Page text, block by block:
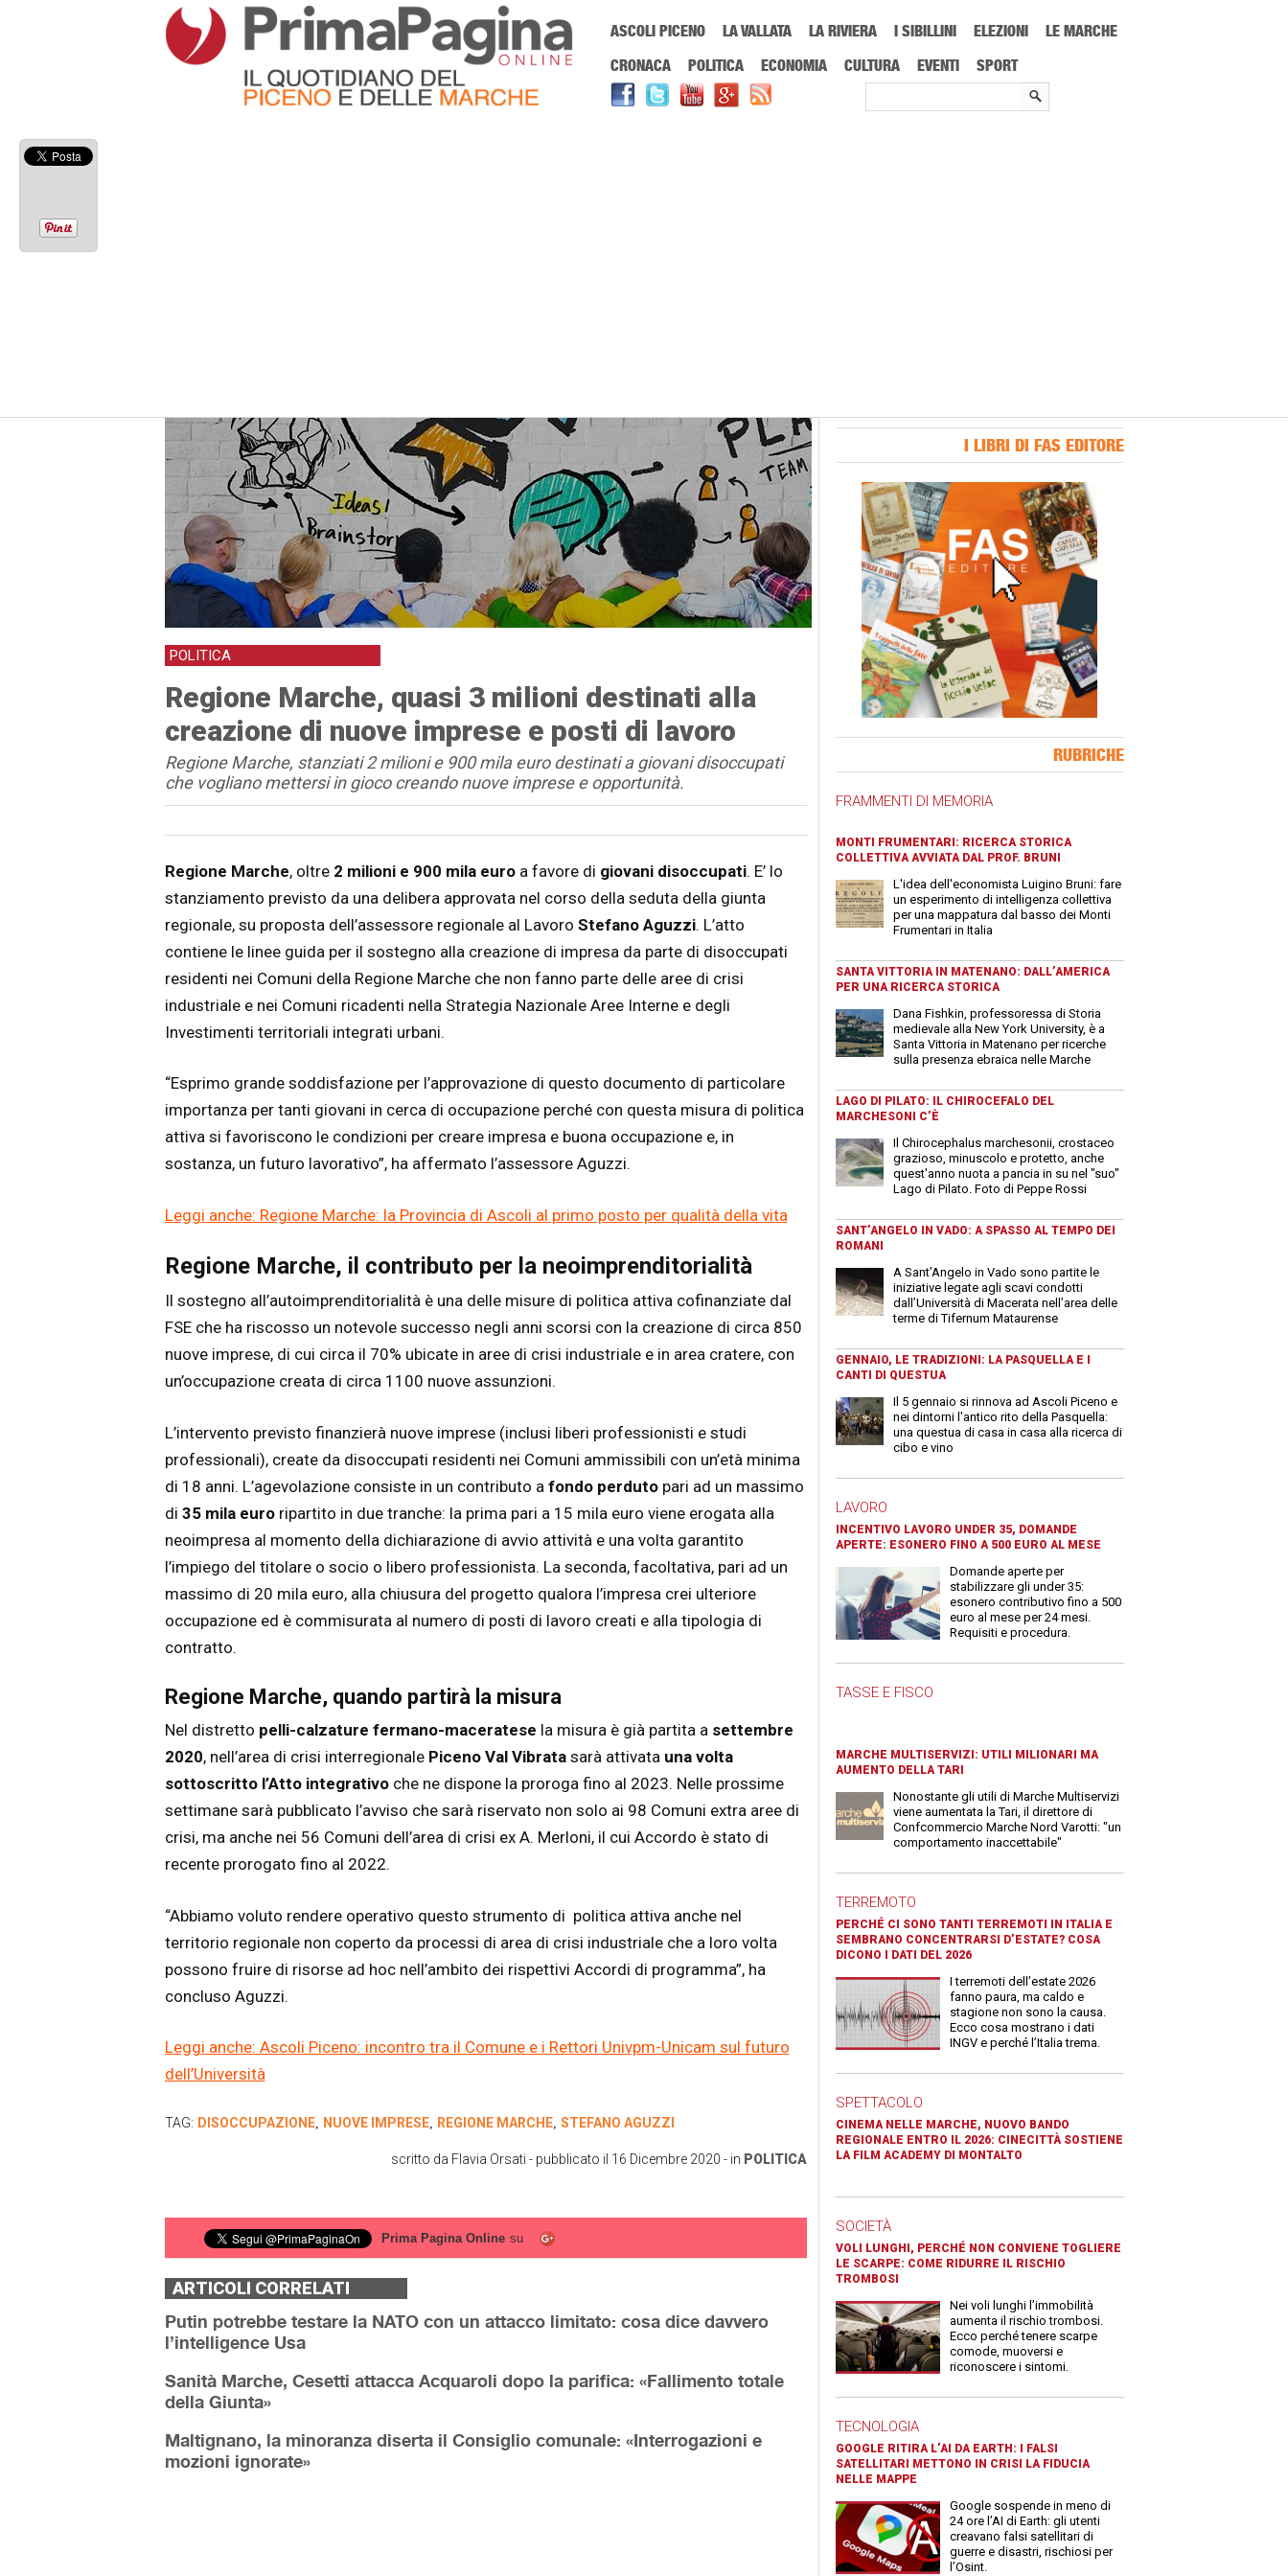
ASCOLI PICENO LA VALLATA LA RIVIERA I SIBILLINI ELEZIONI
LE MARCHE
CRONACA
POLITICA ECONOMIA CULTURA EVENTI SPORT
POLITICA
Regione Marche, quasi 3 milioni destinati alla
creazione di nuove imprese e posti di lavoro
Regione Marche, stanziati 2 milioni e 900 mila euro destinati a giovani disoccupati
che vogliano mettersi in gioco creando nuove imprese e opportunità.
Articolo
Testo articolo principale
Regione Marche, oltre 2 milioni e 900 mila euroa favore di giovani disoccupati. E’ lo
stanziamento previsto da una delibera approvata nel corso della seduta della giunta
regionale, su proposta dell’assessore regionale al Lavoro Stefano Aguzzi. L’atto
contiene le linee guida per il sostegno alla creazione di impresa da parte di disoccupati
residenti nei Comuni della Regione Marche che non fanno parte delle aree di crisi
industriale e nei Comuni ricadenti nella Strategia Nazionale Aree Interne e degli
Investimenti territoriali integrati urbani.
“Esprimo grande soddisfazione per l’approvazione di questo documento di particolare
importanza per tanti giovani in cerca di occupazione perché con questa misura di politica
attiva si favoriscono le condizioni per creare impresa e buona occupazione e, in
sostanza, un futuro lavorativo”, ha affermato l’assessore Aguzzi.
Leggi anche: Regione Marche: la Provincia di Ascoli al primo posto per qualità della vita
Regione Marche, il contributo per la neoimprenditorialità
Il sostegno all’autoimprenditorialità è una delle misure di politica attiva cofinanziate dal
FSE che ha riscosso un notevole successo negli anni scorsi con la creazione di circa 850
nuove imprese, di cui circa il 70% ubicate in aree di crisi industriale e in area cratere, con
un’occupazione creata di circa 1100 nuove assunzioni.
L’intervento previsto finanzierà nuove imprese (inclusi liberi professionisti e studi
professionali), create da disoccupati residenti nei Comuni ammissibili con un’età minima
di 18 anni. L’agevolazione consiste in un contributo a fondo perdutopari ad un massimo
di 35 mila euroripartito in due tranche: la prima pari a 15 mila euro viene erogata alla
neoimpresa al momento della dichiarazione di avvio attività e una volta garantito
l’impiego del titolare o socio o libero professionista. La seconda, facoltativa, pari ad un
massimo di 20 mila euro, alla chiusura del progetto qualora l’impresa crei ulteriore
occupazione ed è commisurata al numero di posti di lavoro creati e alla tipologia di
contratto.
Regione Marche, quando partirà la misura
Nel distretto pelli-calzature fermano-maceratese la misura è già partita a settembre
2020, nell’area di crisi interregionale Piceno Val Vibratasarà attivatauna volta
sottoscritto l’Atto integrativoche ne dispone la proroga fino al 2023. Nelle prossime
settimane sarà pubblicato l’avviso che sarà riservato non solo ai 98 Comuni extra aree di
crisi, ma anche nei 56 Comuni dell’area di crisi ex A. Merloni, il cui Accordo è stato di
recente prorogato fino al 2022.
“Abbiamo voluto rendere operativo questo strumento di politica attiva anche nel
territorio regionale non coperto da processi di area di crisi industriale che a loro volta
possono fruire di risorse ad hoc nell’ambito dei rispettivi Accordi di programma”, ha
concluso Aguzzi.
Leggi anche: Ascoli Piceno: incontro tra il Comune e i Rettori Univpm-Unicam sul futuro
dell’Università
TAG: DISOCCUPAZIONE, NUOVE IMPRESE, REGIONE MARCHE, STEFANO AGUZZI
scritto da Flavia Orsati - pubblicato il 16 Dicembre 2020 - in POLITICA
Prima Pagina Online su
ARTICOLI CORRELATI
Putin potrebbe testare la NATO con un attacco limitato: cosa dice davvero
l’intelligence Usa
Sanità Marche, Cesetti attacca Acquaroli dopo la parifica: «Fallimento totale
della Giunta»
Maltignano, la minoranza diserta il Consiglio comunale: «Interrogazioni e
mozioni ignorate»
I LIBRI DI FAS EDITORE
RUBRICHE
FRAMMENTI DI MEMORIA
MONTI FRUMENTARI: RICERCA STORICA
COLLETTIVA AVVIATA DAL PROF. BRUNI
L'idea dell'economista Luigino Bruni: fare
un esperimento di intelligenza collettiva
per una mappatura dal basso dei Monti
Frumentari in Italia
SANTA VITTORIA IN MATENANO: DALL’AMERICA
PER UNA RICERCA STORICA
Dana Fishkin, professoressa di Storia
medievale alla New York University, è a
Santa Vittoria in Matenano per ricerche
sulla presenza ebraica nelle Marche
LAGO DI PILATO: IL CHIROCEFALO DEL
MARCHESONI C’È
Il Chirocephalus marchesonii, crostaceo
grazioso, minuscolo e protetto, anche
quest'anno nuota a pancia in su nel "suo"
Lago di Pilato. Foto di Peppe Rossi
SANT’ANGELO IN VADO: A SPASSO AL TEMPO DEI
ROMANI
A Sant’Angelo in Vado sono partite le
iniziative legate agli scavi condotti
dall’Università di Macerata nell’area delle
terme di Tifernum Mataurense
GENNAIO, LE TRADIZIONI: LA PASQUELLA E I
CANTI DI QUESTUA
Il 5 gennaio si rinnova ad Ascoli Piceno e
nei dintorni l'antico rito della Pasquella:
una questua di casa in casa alla ricerca di
cibo e vino
LAVORO
INCENTIVO LAVORO UNDER 35, DOMANDE
APERTE: ESONERO FINO A 500 EURO AL MESE
Domande aperte per
stabilizzare gli under 35:
esonero contributivo fino a 500
euro al mese per 24 mesi.
Requisiti e procedura.
TASSE E FISCO
MARCHE MULTISERVIZI: UTILI MILIONARI MA
AUMENTO DELLA TARI
Nonostante gli utili di Marche Multiservizi
viene aumentata la Tari, il direttore di
Confcommercio Marche Nord Varotti: "un
comportamento inaccettabile"
TERREMOTO
PERCHÉ CI SONO TANTI TERREMOTI IN ITALIA E
SEMBRANO CONCENTRARSI D’ESTATE? COSA
DICONO I DATI DEL 2026
I terremoti dell’estate 2026
fanno paura, ma caldo e
stagione non sono la causa.
Ecco cosa mostrano i dati
INGV e perché l’Italia trema.
SPETTACOLO
CINEMA NELLE MARCHE, NUOVO BANDO
REGIONALE ENTRO IL 2026: CINECITTÀ SOSTIENE
LA FILM ACADEMY DI MONTALTO
SOCIETÀ
VOLI LUNGHI, PERCHÉ NON CONVIENE TOGLIERE
LE SCARPE: COME RIDURRE IL RISCHIO
TROMBOSI
Nei voli lunghi l’immobilità
aumenta il rischio trombosi.
Ecco perché tenere scarpe
comode, muoversi e
riconoscere i sintomi.
TECNOLOGIA
GOOGLE RITIRA L’AI DA EARTH: I FALSI
SATELLITARI METTONO IN CRISI LA FIDUCIA
NELLE MAPPE
Google sospende in meno di
24 ore l’AI di Earth: gli utenti
creavano falsi satellitari di
guerre e disastri, rischiosi per
l’Osint.